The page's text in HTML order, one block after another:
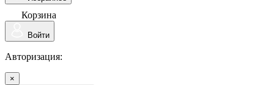
Корзина
Войти
Авторизация:
×